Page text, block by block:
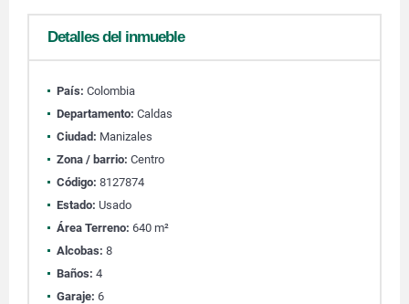
Detalles del inmueble
País: Colombia
Departamento: Caldas
Ciudad: Manizales
Zona / barrio: Centro
Código: 8127874
Estado: Usado
Área Terreno: 640 m²
Alcobas: 8
Baños: 4
Garaje: 6